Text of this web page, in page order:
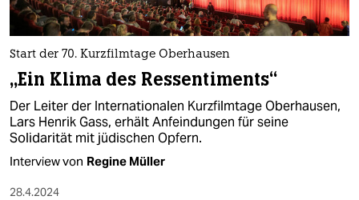
Start der 70. Kurzfilmtage Oberhausen
„Ein Klima des Ressentiments“
Der Leiter der Internationalen Kurzfilmtage Oberhausen,
Lars Henrik Gass, erhält Anfeindungen für seine
Solidarität mit jüdischen Opfern.
Interview von Regine Müller
28.4.2024